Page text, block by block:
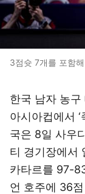
3점슛 7개를 포함
한국 남자 농
아시아컵에서
국은 8일 사우
티 경기장에서
카타르를 97-
언 호주에 36